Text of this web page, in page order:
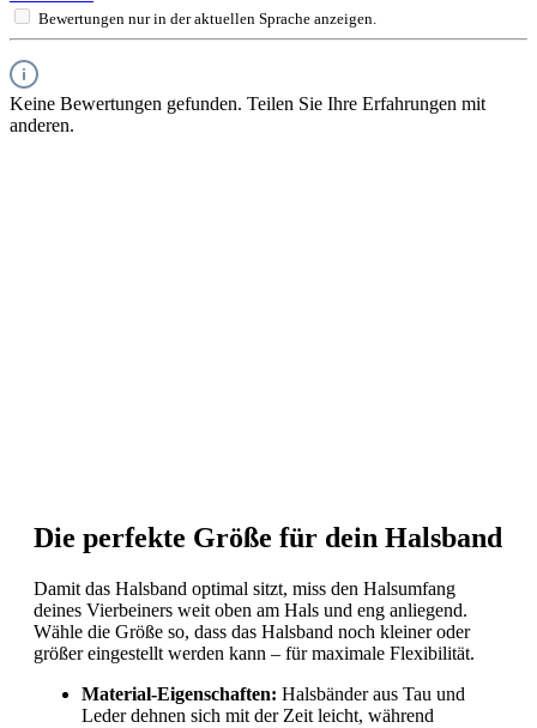
Bewertungen nur in der aktuellen Sprache anzeigen.
Keine Bewertungen gefunden. Teilen Sie Ihre Erfahrungen mit
anderen.
Die perfekte Größe für dein Halsband
Damit das Halsband optimal sitzt, miss den Halsumfang
deines Vierbeiners weit oben am Hals und eng anliegend.
Wähle die Größe so, dass das Halsband noch kleiner oder
größer eingestellt werden kann – für maximale Flexibilität.
Material-Eigenschaften: Halsbänder aus Tau und
Leder dehnen sich mit der Zeit leicht, während